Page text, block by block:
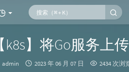
【k8s】将Go服务上
博
admin
发
2023 年 06 月 07 日 2434 次浏